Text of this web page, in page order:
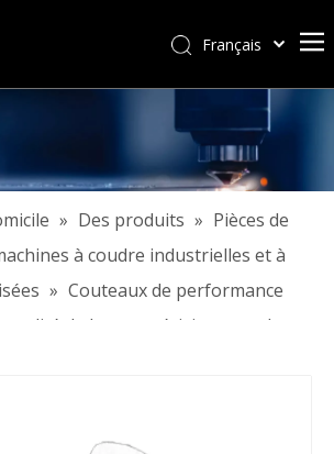
Français
Türk dili
Tiếng Việt
Español
Pусский
» Des produits » Pièces de
à coudre industrielles et à
» Couteaux de performance
qualité de haute précision pour les